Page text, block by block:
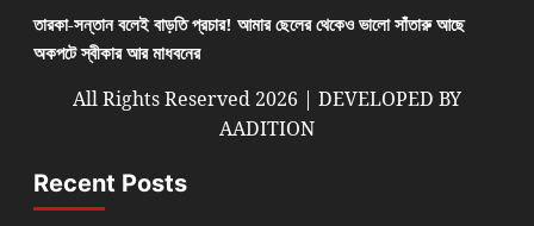
তারকা-সন্তান বলেই বাড়তি প্রচার! আমার ছেলের থেকেও ভালো সাঁতারু আছে
অকপটে স্বীকার আর মাধবনের
All Rights Reserved 2026 | DEVELOPED BY
AADITION
Recent Posts